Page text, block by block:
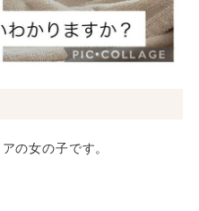
の女の子です。